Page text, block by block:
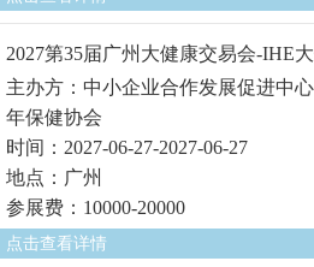
2027第35届广州大健康交易会-IHE
主办方：中小企业合作发展促进中
年保健协会
时间：2027-06-27-2027-06-27
地点：广州
参展费：10000-20000
点击查看详情